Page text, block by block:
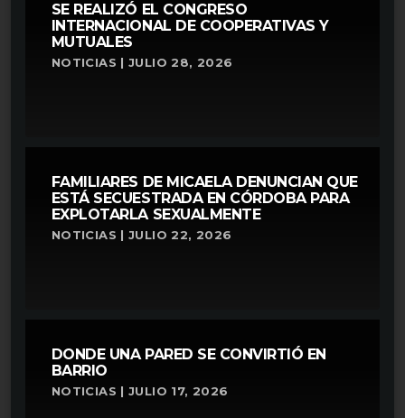
SE REALIZÓ EL CONGRESO
INTERNACIONAL DE COOPERATIVAS Y
MUTUALES
NOTICIAS | JULIO 28, 2026
FAMILIARES DE MICAELA DENUNCIAN QUE
ESTÁ SECUESTRADA EN CÓRDOBA PARA
EXPLOTARLA SEXUALMENTE
NOTICIAS | JULIO 22, 2026
DONDE UNA PARED SE CONVIRTIÓ EN
BARRIO
NOTICIAS | JULIO 17, 2026